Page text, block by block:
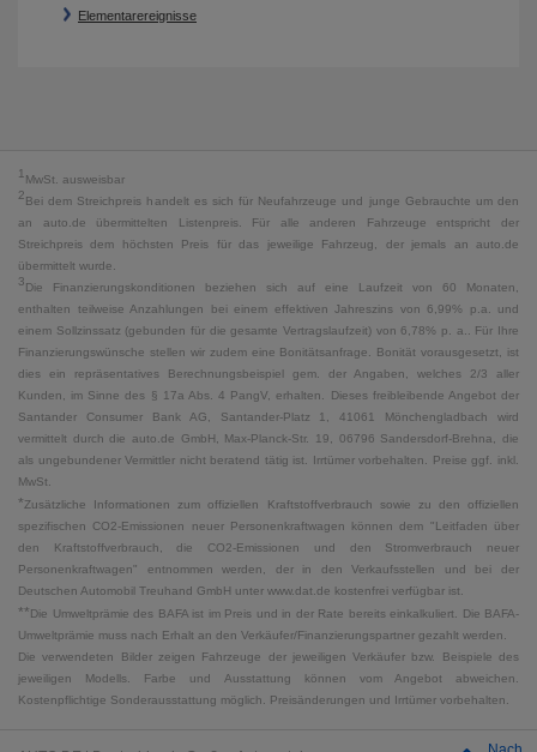
Elementarereignisse
1 MwSt. ausweisbar
2Bei dem Streichpreis handelt es sich für Neufahrzeuge und junge Gebrauchte um den
an auto.de übermittelten Listenpreis. Für alle anderen Fahrzeuge entspricht der
Streichpreis dem höchsten Preis für das jeweilige Fahrzeug, der jemals an auto.de
übermittelt wurde.
3Die Finanzierungskonditionen beziehen sich auf eine Laufzeit von 60 Monaten,
enthalten teilweise Anzahlungen bei einem effektiven Jahreszins von 6,99% p.a. und
einem Sollzinssatz (gebunden für die gesamte Vertragslaufzeit) von 6,78% p. a.. Für Ihre
Finanzierungswünsche stellen wir zudem eine Bonitätsanfrage. Bonität vorausgesetzt, ist
dies ein repräsentatives Berechnungsbeispiel gem. der Angaben, welches 2/3 aller
Kunden, im Sinne des § 17a Abs. 4 PangV, erhalten. Dieses freibleibende Angebot der
Santander Consumer Bank AG, Santander-Platz 1, 41061 Mönchengladbach wird
vermittelt durch die auto.de GmbH, Max-Planck-Str. 19, 06796 Sandersdorf-Brehna, die
als ungebundener Vermittler nicht beratend tätig ist. Irrtümer vorbehalten. Preise ggf. inkl.
MwSt.
*Zusätzliche Informationen zum offiziellen Kraftstoffverbrauch sowie zu den offiziellen
spezifischen CO2-Emissionen neuer Personenkraftwagen können dem "Leitfaden über
den Kraftstoffverbrauch, die CO2-Emissionen und den Stromverbrauch neuer
Personenkraftwagen" entnommen werden, der in den Verkaufsstellen und bei der
Deutschen Automobil Treuhand GmbH unter www.dat.de kostenfrei verfügbar ist.
**Die Umweltprämie des BAFA ist im Preis und in der Rate bereits einkalkuliert. Die BAFA-
Umweltprämie muss nach Erhalt an den Verkäufer/Finanzierungspartner gezahlt werden.
Die verwendeten Bilder zeigen Fahrzeuge der jeweiligen Verkäufer bzw. Beispiele des
jeweiligen Modells. Farbe und Ausstattung können vom Angebot abweichen.
Kostenpflichtige Sonderausstattung möglich. Preisänderungen und Irrtümer vorbehalten.